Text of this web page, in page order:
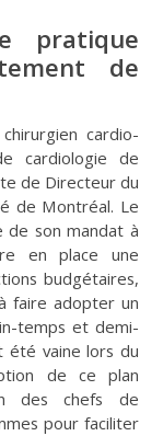
pratique
de
cardio-
cardiologie de
de Directeur du
de Montréal. Le
de son mandat à
en place une
budgétaires,
faire adopter un
temps et demi-
été vaine lors du
de ce plan
des chefs de
pour faciliter